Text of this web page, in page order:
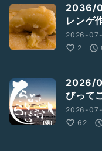
#ひとり語り
#男性ト
#ライブ配信
#あふた
#納豆 #トッピング
2036/
レンゲ
2026-
2
2026/
びって
2026-
62